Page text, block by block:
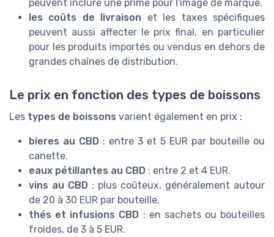
peuvent inclure une prime pour l'image de marque.
les coûts de livraison et les taxes spécifiques
peuvent aussi affecter le prix final, en particulier
pour les produits importés ou vendus en dehors de
grandes chaînes de distribution.
Le prix en fonction des types de boissons
Les types de boissons varient également en prix :
bieres au CBD : entre 3 et 5 EUR par bouteille ou
canette.
eaux pétillantes au CBD : entre 2 et 4 EUR.
vins au CBD : plus coûteux, généralement autour
de 20 à 30 EUR par bouteille.
thés et infusions CBD : en sachets ou bouteilles
froides, de 3 à 5 EUR.